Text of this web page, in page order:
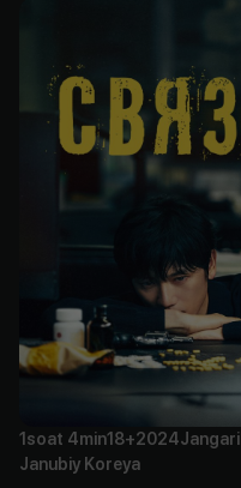
1soat 4min18+2024Jangari
Janubiy Koreya